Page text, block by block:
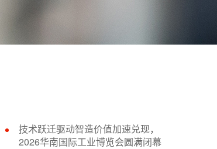
技术跃迁驱动智造价值加速兑现，
2026华南国际工业博览会圆满闭幕